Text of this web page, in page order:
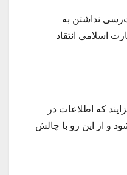
نداشتن به
اسلامی انتقاد
که اطلاعات در
و از این رو با چالش